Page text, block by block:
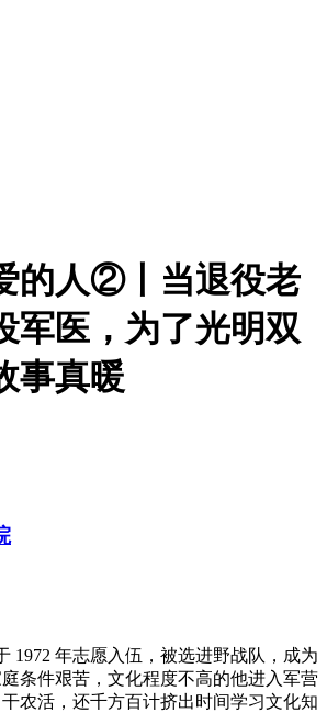
的人②丨当退役老
军医，为了光明双
事真暖
1972 年志愿入伍，被选进野战队，成为
条件艰苦，文化程度不高的他进入军营
农活，还千方百计挤出时间学习文化知